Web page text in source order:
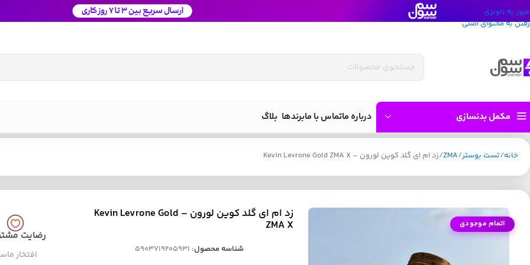
عبور به ناوبری
رفتن به محتوای اصلی
مکمل بدنسازی درباره ماتماس با مابرندها بلاگ
خانه تست بوستر ZMA زد ام ای گلد کوین لورون – Kevin Levrone Gold ZMA X
اتمام موجودی
زد ام ای گلد کوین لورون – Kevin Levrone Gold
ZMA X
شناسه محصول: 5903719205931
رضایت
افتخار